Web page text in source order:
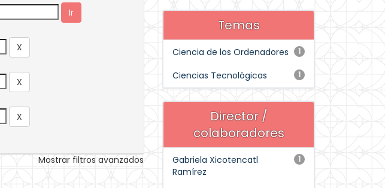
Mostrar filtros avanzados
Temas
1
Ciencia de los Ordenadores
1
Ciencias Tecnológicas
Director /
colaboradores
1
Gabriela Xicotencatl
Ramírez